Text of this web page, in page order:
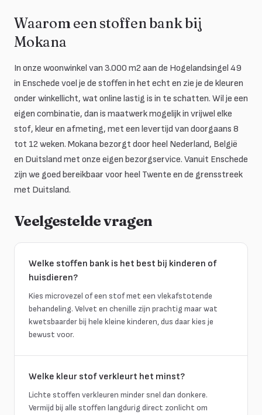
Waarom een stoffen bank bij
Mokana
In onze woonwinkel van 3.000 m2 aan de Hogelandsingel 49
in Enschede voel je de stoffen in het echt en zie je de kleuren
onder winkellicht, wat online lastig is in te schatten. Wil je een
eigen combinatie, dan is maatwerk mogelijk in vrijwel elke
stof, kleur en afmeting, met een levertijd van doorgaans 8
tot 12 weken. Mokana bezorgt door heel Nederland, België
en Duitsland met onze eigen bezorgservice. Vanuit Enschede
zijn we goed bereikbaar voor heel Twente en de grensstreek
met Duitsland.
Veelgestelde vragen
Welke stoffen bank is het best bij kinderen of
huisdieren?
Kies microvezel of een stof met een vlekafstotende
behandeling. Velvet en chenille zijn prachtig maar wat
kwetsbaarder bij hele kleine kinderen, dus daar kies je
bewust voor.
Welke kleur stof verkleurt het minst?
Lichte stoffen verkleuren minder snel dan donkere.
Vermijd bij alle stoffen langdurig direct zonlicht om